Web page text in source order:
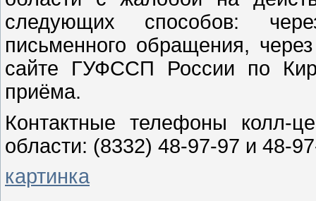
следующих способов:
письменного обращения,
сайте ГУФССП России по
приёма.
Контактные телефоны колл-
области: (8332) 48-97-97 и 48-
картинка